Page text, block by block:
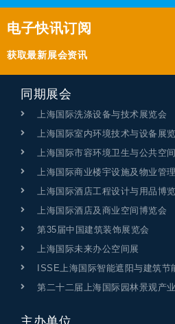
电子快讯订阅
获取最新展会资讯
同期展会
上海国际洗涤设备与技术展览会
上海国际室内环境技术与设备展
上海国际市容环境卫生与公共空
上海国际商业楼宇设施及物业管
上海国际酒店工程设计与用品博
上海国际酒店及商业空间博览会
第35届中国建筑装饰展览会
上海国际未来办公空间展
ISSE上海国际智能遮阳与建筑节
第二十二届上海国际园林景观产
主办单位